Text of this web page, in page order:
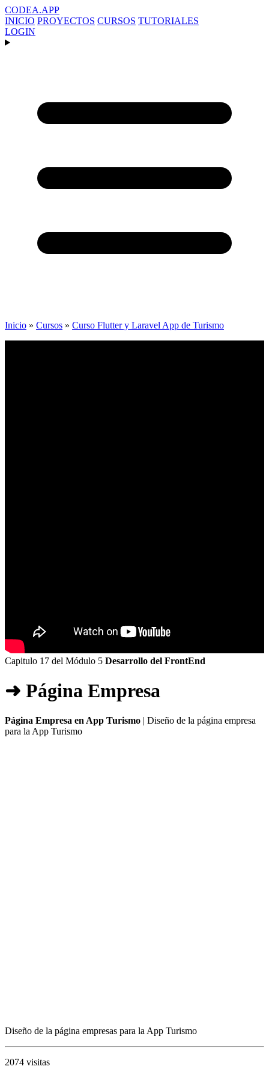
CODEA.APP
INICIO PROYECTOS CURSOS TUTORIALES
LOGIN
Inicio » Cursos » Curso Flutter y Laravel App de Turismo
Capitulo 17 del Módulo 5 Desarrollo del FrontEnd
➜ Página Empresa
Página Empresa en App Turismo | Diseño de la página empresa
para la App Turismo
Diseño de la página empresas para la App Turismo
2074 visitas